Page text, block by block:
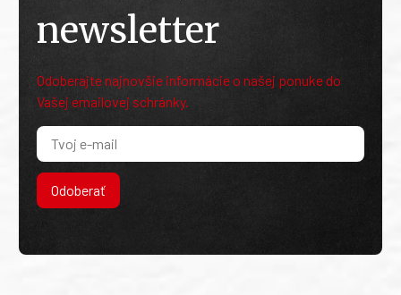
newsletter
Odoberajte najnovšie informácie o našej ponuke do
Vašej emailovej schránky.
Odoberať